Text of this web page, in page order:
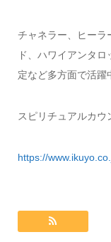
チャネラー、ヒー
ド、ハワイアンタ
定など多方面で活躍
スピリチュアルカ
https://